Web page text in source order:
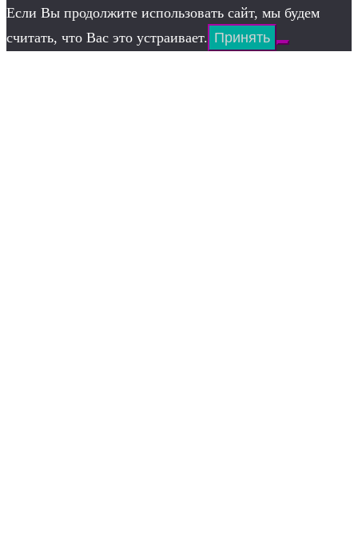
Если Вы продолжите использовать сайт, мы будем
считать, что Вас это устраивает. Принять